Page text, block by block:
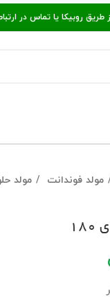
مولد فوندانت مولد